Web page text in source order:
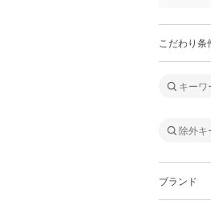
こだわり条
ブランド